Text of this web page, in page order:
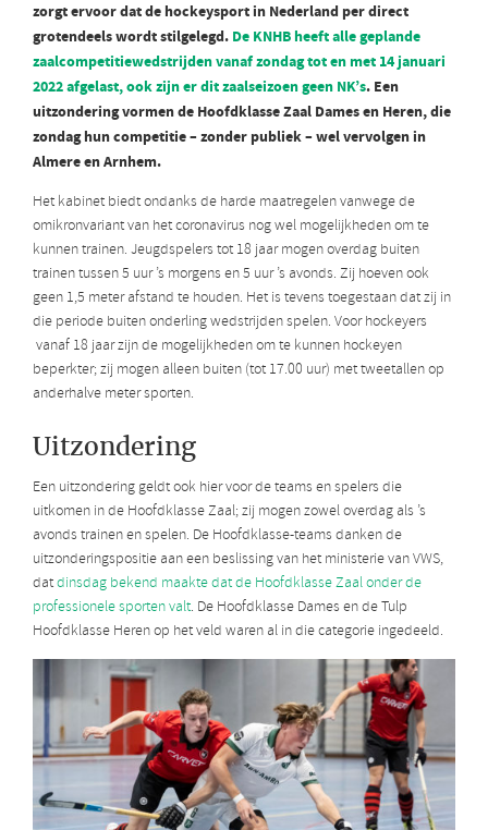
zorgt ervoor dat de hockeysport in Nederland per direct
grotendeels wordt stilgelegd. De KNHB heeft alle geplande
zaalcompetitiewedstrijden vanaf zondag tot en met 14 januari
2022 afgelast, ook zijn er dit zaalseizoen geen NK’s. Een
uitzondering vormen de Hoofdklasse Zaal Dames en Heren, die
zondag hun competitie – zonder publiek – wel vervolgen in
Almere en Arnhem.
Het kabinet biedt ondanks de harde maatregelen vanwege de
omikronvariant van het coronavirus nog wel mogelijkheden om te
kunnen trainen. Jeugdspelers tot 18 jaar mogen overdag buiten
trainen tussen 5 uur ’s morgens en 5 uur ’s avonds. Zij hoeven ook
geen 1,5 meter afstand te houden. Het is tevens toegestaan dat zij in
die periode buiten onderling wedstrijden spelen. Voor hockeyers
vanaf 18 jaar zijn de mogelijkheden om te kunnen hockeyen
beperkter; zij mogen alleen buiten (tot 17.00 uur) met tweetallen op
anderhalve meter sporten.
Uitzondering
Een uitzondering geldt ook hier voor de teams en spelers die
uitkomen in de Hoofdklasse Zaal; zij mogen zowel overdag als ’s
avonds trainen en spelen. De Hoofdklasse-teams danken de
uitzonderingspositie aan een beslissing van het ministerie van VWS,
datdinsdag bekend maakte dat de Hoofdklasse Zaal onder de
professionele sporten valt. De Hoofdklasse Dames en de Tulp
Hoofdklasse Heren op het veld waren al in die categorie ingedeeld.